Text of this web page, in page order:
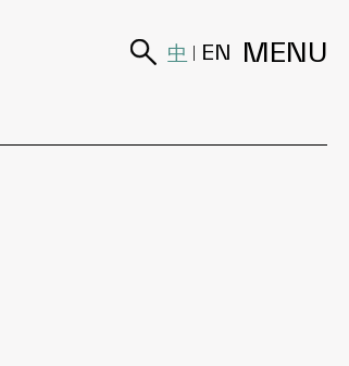
中 | EN MENU